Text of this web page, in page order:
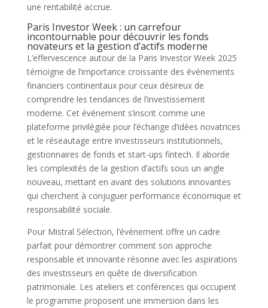
une rentabilité accrue.
Paris Investor Week : un carrefour
incontournable pour découvrir les fonds
novateurs et la gestion d’actifs moderne
L’effervescence autour de la Paris Investor Week 2025
témoigne de l’importance croissante des événements
financiers continentaux pour ceux désireux de
comprendre les tendances de l’investissement
moderne. Cet événement s’inscrit comme une
plateforme privilégiée pour l’échange d’idées novatrices
et le réseautage entre investisseurs institutionnels,
gestionnaires de fonds et start-ups fintech. Il aborde
les complexités de la gestion d’actifs sous un angle
nouveau, mettant en avant des solutions innovantes
qui cherchent à conjuguer performance économique et
responsabilité sociale.
Pour Mistral Sélection, l’événement offre un cadre
parfait pour démontrer comment son approche
responsable et innovante résonne avec les aspirations
des investisseurs en quête de diversification
patrimoniale. Les ateliers et conférences qui occupent
le programme proposent une immersion dans les